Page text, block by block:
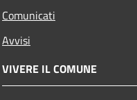
Comunicati
Avvisi
VIVERE IL COMUNE